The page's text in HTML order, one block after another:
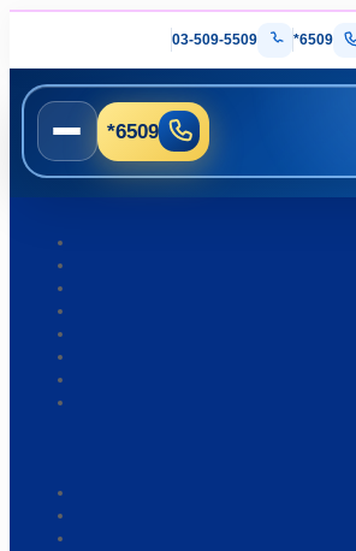
*6509
03-509-5509
*6509